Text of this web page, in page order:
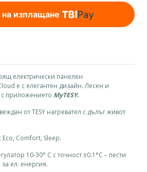
изплащане
електрически панелен
е с елегантен дизайн. Лесен и
с приложениетo MyTESY.
от TESY нагревател с дълъг живот
Comfort, Sleep.
10-30° C с точност ±0.1°C – пести
ел. енергия.